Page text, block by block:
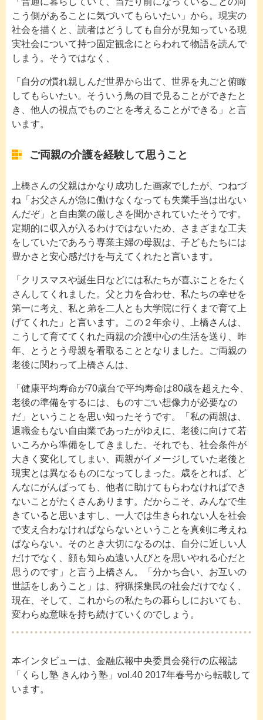
こう側があることに気づいてもらいたい」から。現実の
社会を描くと、読者はどうしても自分が見知っている現
実社会について持つ固定観念にとらわれて物語を読んで
しまう。そうではなく、
「自分の慣れ親しんだ世界から出て、世界を丸ごと俯瞰
してもらいたい。そういう鳥の目で見ることができたと
き、他人の視点でものごとを考えることができる」と言
います。
ご両親の介護を経験して思うこと
上橋さんの父親はかなり成功した画家でしたが、つねづ
ね「お父さんが急に働けなくなっても失業手当は出ない
んだぞ」と自由業の厳しさを聞かされていたそうです。
定期的に収入が入るわけではないため、さまざまな工夫
をしていたであろう専業主婦の母親は、子どもたちには
豊かさと安心感だけを与えてくれたと言います。
「クリスマスや誕生日などには私たちが喜ぶことをたく
さんしてくれました。父と力を合わせ、私たちの幸せを
第一に考え、私と弟を二人とも大学院に行くまで育て上
げてくれた」と言います。この２年余り、上橋さんは、
こうして育ててくれた両親の介護中心の生活を送り、昨
年、とうとう母親を看取ることとなりました。ご両親の
老後に関わって上橋さんは、
「健康平均寿命が70歳台で平均寿命は80歳を超えた今、
老後の準備をするには、ものすごい想像力が必要なの
だ」ということを思い知ったそうです。「私の両親は、
退職金もない自由業であったがゆえに、老後に向けて若
いころから準備をしてきました。それでも、社会条件が
大きく変化してしまい、両親がイメージしていた老後と
現実とは異なるものになってしまった。歳をとれば、ど
んなにがんばっても、他者に助けてもらわなければでき
ないことがたくさんあります。だからこそ、みんなで生
きていると思いますし、一人では生きられない人を社会
で支え合わなければならないということを真剣に考えね
ばならない。そのとき大切になるのは、自分に近しい人
だけでなく、顔も知らぬ遠い人びとを思いやれる心だと
思うのです」と言う上橋さん。「分かち合い、お互いの
世話をしあうこと」は、狩猟採集民の社会だけでなく、
現在、そして、これからの私たちの暮らしにおいても、
変わらぬ意味を持ち続けていくのでしょう。
本インタビューは、金融広報中央委員会発行の広報誌
「くらし塾 きんゆう塾」vol.40 2017年春号から転載して
います。